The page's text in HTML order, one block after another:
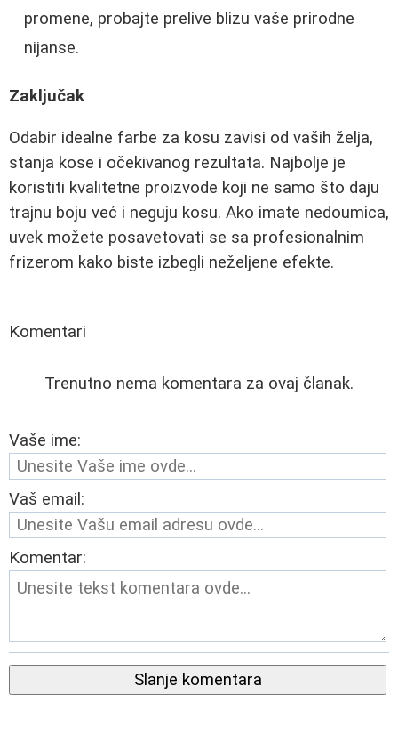
promene, probajte prelive blizu vaše prirodne
nijanse.
Zaključak
Odabir idealne farbe za kosu zavisi od vaših želja,
stanja kose i očekivanog rezultata. Najbolje je
koristiti kvalitetne proizvode koji ne samo što daju
trajnu boju već i neguju kosu. Ako imate nedoumica,
uvek možete posavetovati se sa profesionalnim
frizerom kako biste izbegli neželjene efekte.
Komentari
Trenutno nema komentara za ovaj članak.
Vaše ime:
Vaš email:
Komentar:
Slanje komentara